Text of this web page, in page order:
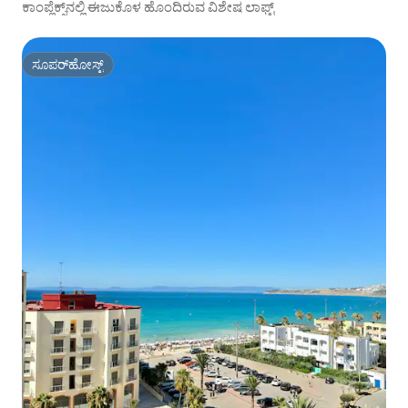
ಕಾಂಪ್ಲೆಕ್ಸ್‌ನಲ್ಲಿ ಈಜುಕೊಳ ಹೊಂದಿರುವ ವಿಶೇಷ ಲಾಫ್ಟ್
ಸೂಪರ್‌ಹೋಸ್ಟ್
ಸೂಪರ್‌ಹೋಸ್ಟ್